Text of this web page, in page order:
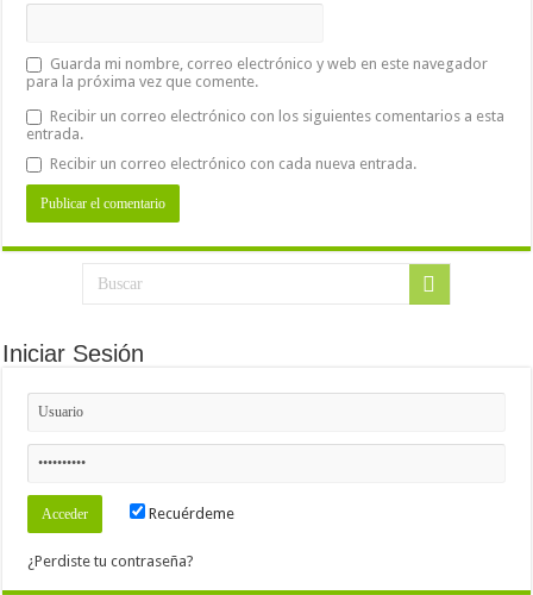
Guarda mi nombre, correo electrónico y web en este navegador
para la próxima vez que comente.
Recibir un correo electrónico con los siguientes comentarios a esta
entrada.
Recibir un correo electrónico con cada nueva entrada.
Iniciar Sesión
Recuérdeme
¿Perdiste tu contraseña?